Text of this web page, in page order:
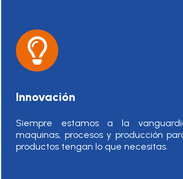
Innovación
Siempre estamos a la
maquinas, procesos y producción
productos tengan lo que necesitas.